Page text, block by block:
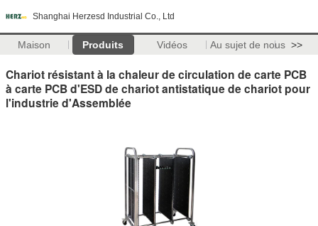
Shanghai Herzesd Industrial Co., Ltd
Maison Produits Vidéos Au sujet de nous >>
Chariot résistant à la chaleur de circulation de carte PCB
à carte PCB d'ESD de chariot antistatique de chariot pour
l'industrie d'Assemblée